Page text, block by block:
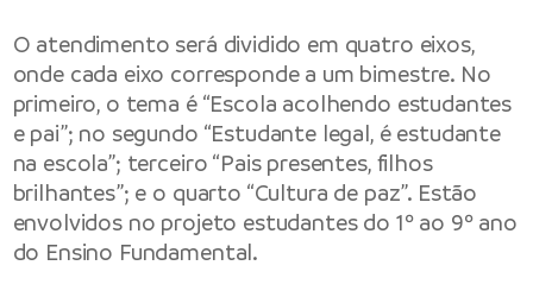
O atendimento será dividido em quatro eixos,
onde cada eixo corresponde a um bimestre. No
primeiro, o tema é “Escola acolhendo estudantes
e pai”; no segundo “Estudante legal, é estudante
na escola”; terceiro “Pais presentes, filhos
brilhantes”; e o quarto “Cultura de paz”. Estão
envolvidos no projeto estudantes do 1º ao 9º ano
do Ensino Fundamental.